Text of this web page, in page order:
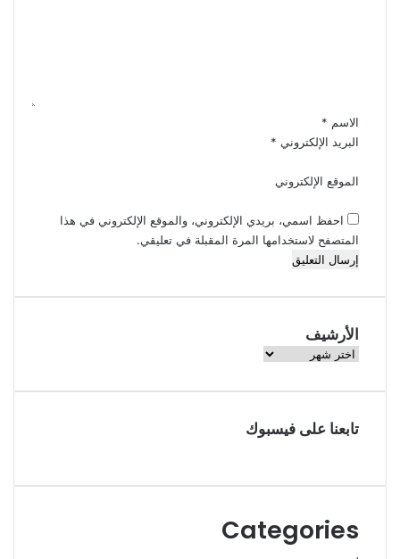
الاسم *
البريد الإلكتروني *
الموقع الإلكتروني
احفظ اسمي، بريدي الإلكتروني، والموقع الإلكتروني في هذا
المتصفح لاستخدامها المرة المقبلة في تعليقي.
الأرشيف
الأرشيف
تابعنا على فيسبوك
Categories
،